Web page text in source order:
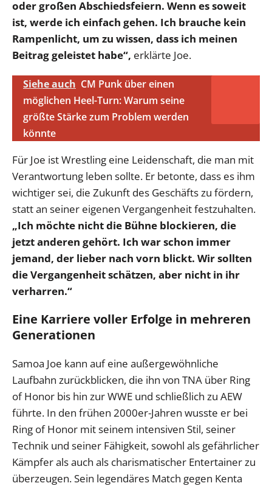
oder großen Abschiedsfeiern. Wenn es soweit
ist, werde ich einfach gehen. Ich brauche kein
Rampenlicht, um zu wissen, dass ich meinen
Beitrag geleistet habe“, erklärte Joe.
Siehe auch CM Punk über einen
möglichen Heel-Turn: Warum seine
größte Stärke zum Problem werden
könnte
Für Joe ist Wrestling eine Leidenschaft, die man mit
Verantwortung leben sollte. Er betonte, dass es ihm
wichtiger sei, die Zukunft des Geschäfts zu fördern,
statt an seiner eigenen Vergangenheit festzuhalten.
„Ich möchte nicht die Bühne blockieren, die
jetzt anderen gehört. Ich war schon immer
jemand, der lieber nach vorn blickt. Wir sollten
die Vergangenheit schätzen, aber nicht in ihr
verharren.“
Eine Karriere voller Erfolge in mehreren
Generationen
Samoa Joe kann auf eine außergewöhnliche
Laufbahn zurückblicken, die ihn von TNA über Ring
of Honor bis hin zur WWE und schließlich zu AEW
führte. In den frühen 2000er-Jahren wusste er bei
Ring of Honor mit seinem intensiven Stil, seiner
Technik und seiner Fähigkeit, sowohl als gefährlicher
Kämpfer als auch als charismatischer Entertainer zu
überzeugen. Sein legendäres Match gegen Kenta